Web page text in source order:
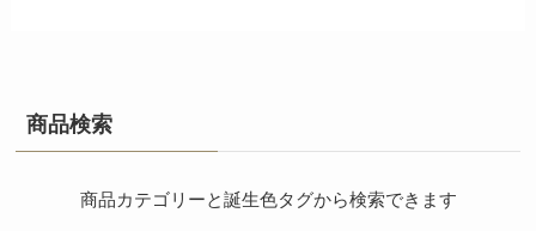
商品検索
商品カテゴリーと誕生色タグから検索できます